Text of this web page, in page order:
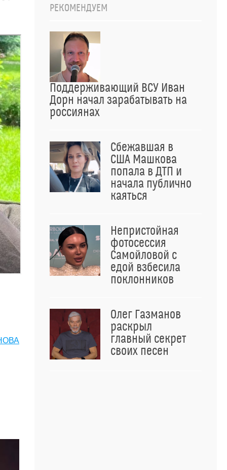
РЕКОМЕНДУЕМ
Поддерживающий ВСУ Иван
Дорн начал зарабатывать на
россиянах
Сбежавшая в
США Машкова
попала в ДТП и
начала публично
каяться
Непристойная
фотосессия
Самойловой с
едой взбесила
поклонников
Олег Газманов
раскрыл
главный секрет
своих песен